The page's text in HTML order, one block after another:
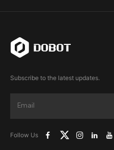
Subscribe to the latest updates.
Follow Us